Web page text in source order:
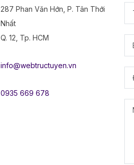
287 Phan Văn Hớn, P. Tân Thới
Nhất
Q. 12, Tp. HCM
info@webtructuyen.vn
0935 669 678